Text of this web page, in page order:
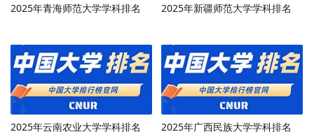
2025年青海师范大学学科排名 2025年新疆师范大学学科排名
2025年云南农业大学学科排名 2025年广西民族大学学科排名